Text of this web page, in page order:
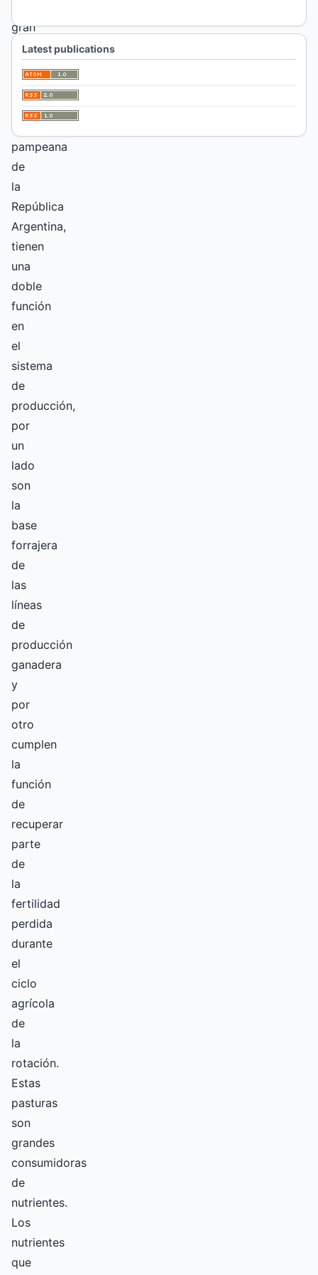
gran
superficie
en
denominada
llanura
pampeana
de
la
República
Argentina,
tienen
una
doble
función
en
el
sistema
de
producción,
por
un
lado
son
la
base
forrajera
de
las
líneas
de
producción
ganadera
y
por
otro
cumplen
la
función
de
recuperar
parte
de
la
fertilidad
perdida
durante
el
ciclo
agrícola
de
la
rotación.
Estas
pasturas
son
grandes
consumidoras
de
nutrientes.
Los
nutrientes
que
Latest publications